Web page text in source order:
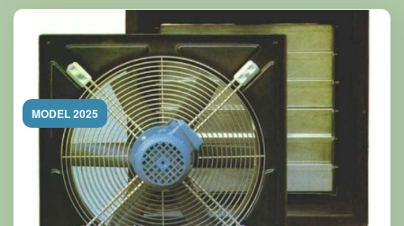
MODEL 2025